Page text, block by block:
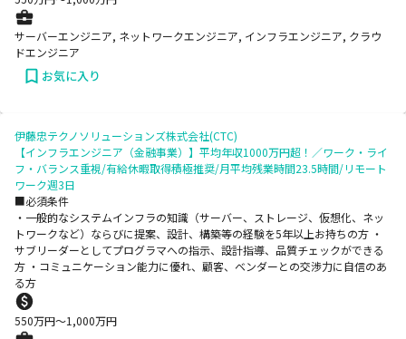
サーバーエンジニア, ネットワークエンジニア, インフラエンジニア, クラウ
ドエンジニア
お気に入り
伊藤忠テクノソリューションズ株式会社(CTC)
【インフラエンジニア（金融事業）】平均年収1000万円超！／ワーク・ライ
フ・バランス重視/有給休暇取得積極推奨/月平均残業時間23.5時間/リモート
ワーク週3日
■必須条件
・一般的なシステムインフラの知識（サーバー、ストレージ、仮想化、ネッ
トワークなど）ならびに提案、設計、構築等の経験を5年以上お持ちの方 ・
サブリーダーとしてプログラマへの指示、設計指導、品質チェックができる
方 ・コミュニケーション能力に優れ、顧客、ベンダーとの交渉力に自信のあ
る方
550万円〜1,000万円